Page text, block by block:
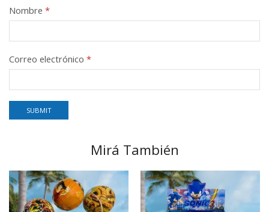
Nombre *
Correo electrónico *
Mirá También